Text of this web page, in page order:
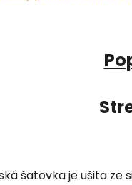
šatovka je ušita